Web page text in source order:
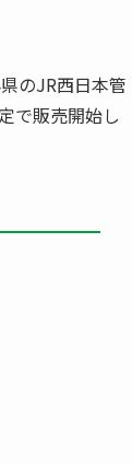
のJR西日本管
で販売開始し